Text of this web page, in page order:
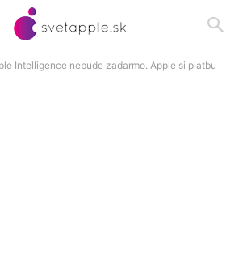
Intelligence nebude zadarmo. Apple si platbu